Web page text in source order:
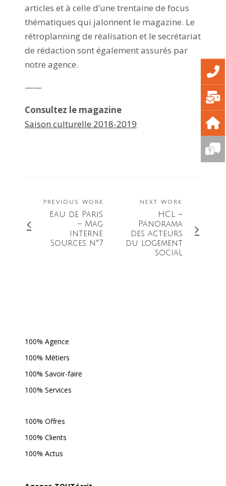
articles et à celle d’une trentaine de focus
thématiques qui jalonnent le magazine. Le
rétroplanning de réalisation et le secrétariat
de rédaction sont également assurés par
notre agence.
——
Consultez le magazine
Saison culturelle 2018-2019
PREVIOUS WORK
Eau de Paris
– Mag
interne
Sources n°7
NEXT WORK
HCL –
Panorama
des acteurs
du logement
social
100% Agence
100% Métiers
100% Savoir-faire
100% Services
100% Offres
100% Clients
100% Actus